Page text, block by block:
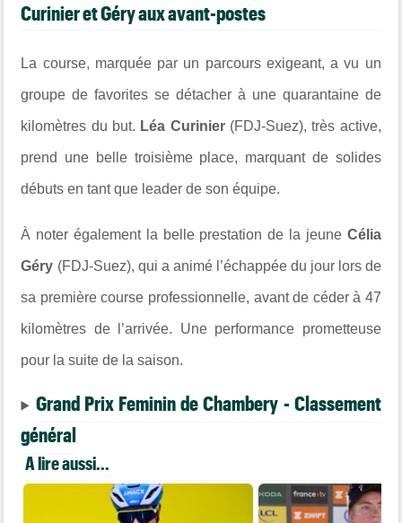
Curinier et Géry aux avant-postes
La course, marquée par un parcours exigeant, a vu un
groupe de favorites se détacher à une quarantaine de
kilomètres du but. Léa Curinier(FDJ-Suez), très active,
prend une belle troisième place, marquant de solides
débuts en tant que leader de son équipe.
À noter également la belle prestation de la jeune Célia
Géry (FDJ-Suez), qui a animé l’échappée du jour lors de
sa première course professionnelle, avant de céder à 47
kilomètres de l’arrivée. Une performance prometteuse
pour la suite de la saison.
Grand Prix Feminin de Chambery - Classement
général
A lire aussi...